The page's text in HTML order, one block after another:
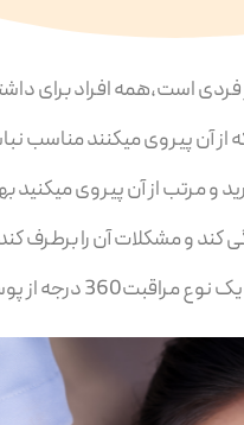
است،همه افراد برای
از آن پیروی میکنند مناسب
و مرتب از آن پیروی
کند و مشکلات آن را برطرف
از پوست شماست.